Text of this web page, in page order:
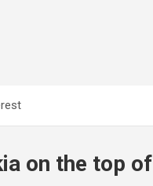
on the top of